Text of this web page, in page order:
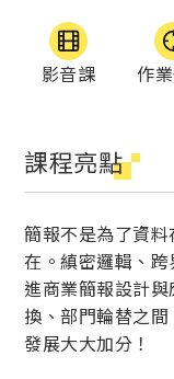
影音課 作
課程亮點
簡報不是為了資
在。縝密邏輯、
進商業簡報設計
換、部門輪替之
發展大大加分！